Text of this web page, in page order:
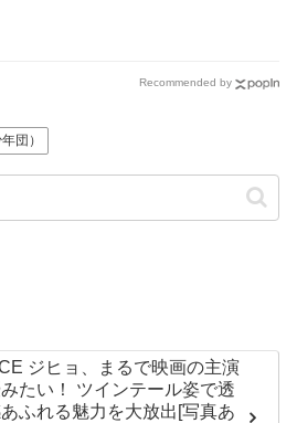
Recommended by
団）
ジヒョ、まるで映画の主演
たい！ ツインテール姿で透
ふれる魅力を大放出[写真あ